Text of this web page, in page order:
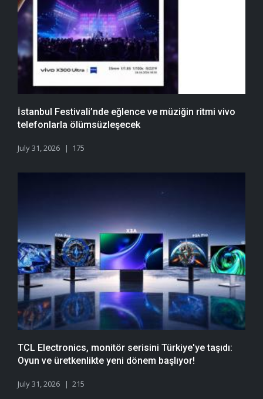
İstanbul Festivali’nde eğlence ve müziğin ritmi vivo
telefonlarla ölümsüzleşecek
July 31, 2026 175
TCL Electronics, monitör serisini Türkiye'ye taşıdı:
Oyun ve üretkenlikte yeni dönem başlıyor!
July 31, 2026 215